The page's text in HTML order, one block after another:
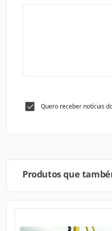
Quero receber notícias
Produtos que